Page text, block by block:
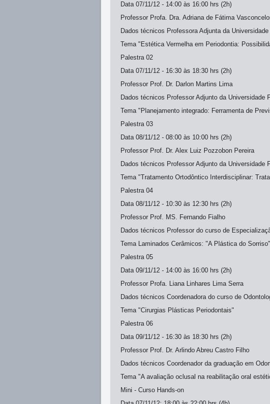
Data 07/11/12 - 14:00 às 16:00 hrs (2h)
Professor Profa. Dra. Adriana de Fátima
Dados técnicos Professora Adjunta da
Tema "Estética Vermelha em Periodontia:
Palestra 02
Data 07/11/12 - 16:30 às 18:30 hrs (2h)
Professor Prof. Dr. Darlon Martins Lima
Dados técnicos Professor Adjunto da Universidade
Tema "Planejamento integrado: Ferramenta de
Palestra 03
Data 08/11/12 - 08:00 às 10:00 hrs (2h)
Professor Prof. Dr. Alex Luiz Pozzobon Pereira
Dados técnicos Professor Adjunto da Universidade
Tema "Tratamento Ortodôntico Interdisciplinar:
Palestra 04
Data 08/11/12 - 10:30 às 12:30 hrs (2h)
Professor Prof. MS. Fernando Fialho
Dados técnicos Professor do curso de
Tema Laminados Cerâmicos: "A Plástica do Sorriso"
Palestra 05
Data 09/11/12 - 14:00 às 16:00 hrs (2h)
Professor Profa. Liana Linhares Lima Serra
Dados técnicos Coordenadora do curso de
Tema "Cirurgias Plásticas Periodontais"
Palestra 06
Data 09/11/12 - 16:30 às 18:30 hrs (2h)
Professor Prof. Dr. Arlindo Abreu Castro Filho
Dados técnicos Coordenador da graduação em
Tema "A avaliação oclusal na reabilitação oral
Mini - Curso Hands-on